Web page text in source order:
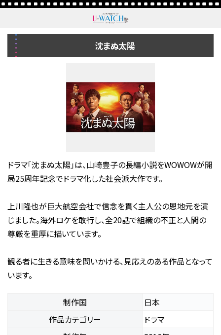
沈まぬ太陽
ドラマ「沈まぬ太陽」は、山崎豊子の長編小説をWOWOWが開
局25周年記念でドラマ化した社会派大作です。
上川隆也が巨大航空会社で信念を貫く主人公の恩地元を演
じました。海外ロケを敢行し、全20話で組織の不正と人間の
尊厳を重厚に描いています。
観る者に生きる意味を問いかける、見応えのある作品となって
います。
制作国
日本
作品カテゴリー
ドラマ